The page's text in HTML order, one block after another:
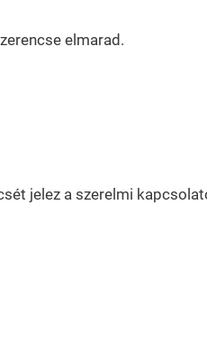
elmarad.
jelez a szerelmi